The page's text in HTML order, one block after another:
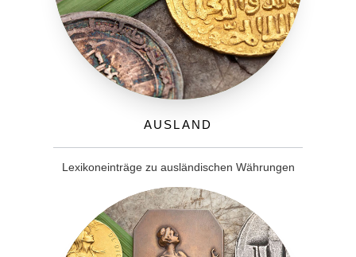
Ausland
Lexikoneinträge zu ausländischen Währungen